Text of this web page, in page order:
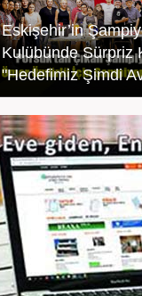
Eskişehir’in
Kulübünde Sürpriz
"Hedefimiz Şimdi